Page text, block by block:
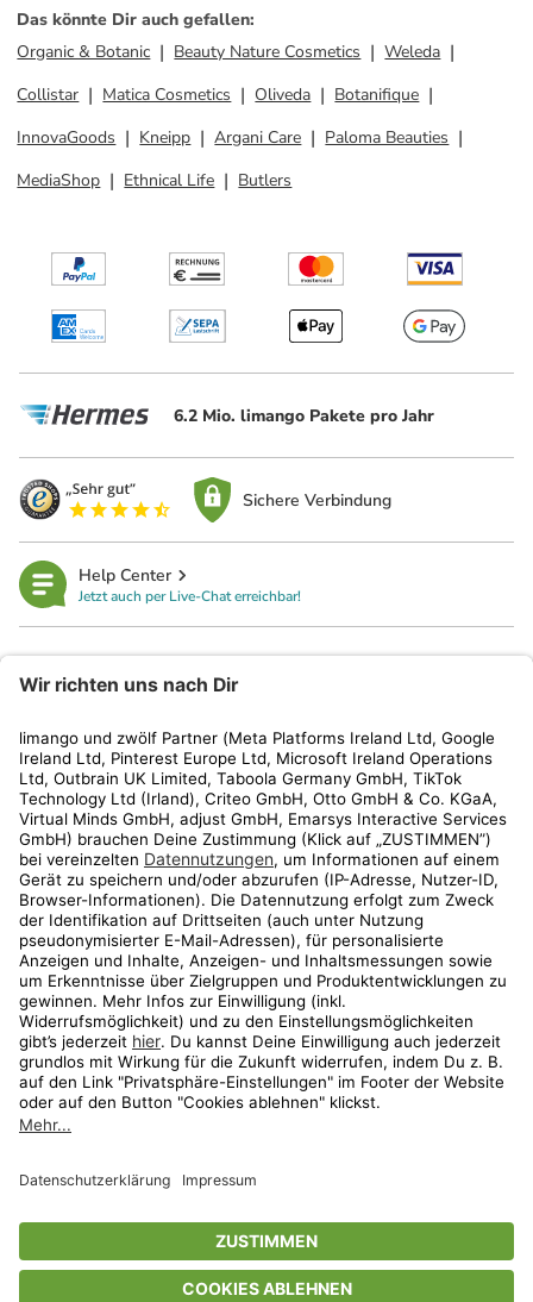
Das könnte Dir auch gefallen:
Organic & Botanic
Beauty Nature Cosmetics
Weleda
Collistar
Matica Cosmetics Oliveda
Botanifique
InnovaGoods
Kneipp Argani Care
Paloma Beauties
MediaShop
Ethnical Life Butlers
6.2 Mio. limango Pakete pro Jahr
Sichere Verbindung
Help Center
Jetzt auch per Live-Chat erreichbar!
Kundenservice
Shop
Aktionen
Travel
* Streichpreise entsprechen der unverbindlichen Preisempfehlung des
Herstellers. Prozentangaben beziehen sich auf den Streichpreis.